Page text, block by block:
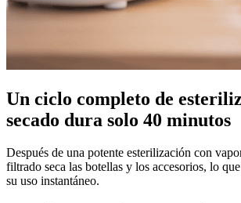
Un ciclo completo de
secado dura solo 40 minutos
Después de una potente esterilización con
filtrado seca las botellas y los accesorios, lo
su uso instantáneo.